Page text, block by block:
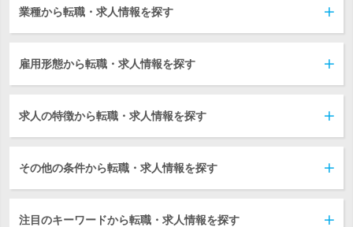
業種から転職・求人情報を探す
雇用形態から転職・求人情報を探す
求人の特徴から転職・求人情報を探す
その他の条件から転職・求人情報を探す
注目のキーワードから転職・求人情報を探す